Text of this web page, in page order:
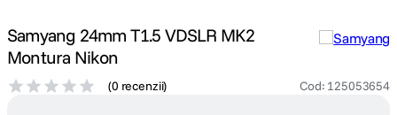
Samyang 24mm T1.5 VDSLR MK2
Montura Nikon
(0 recenzii) Cod: 125053654